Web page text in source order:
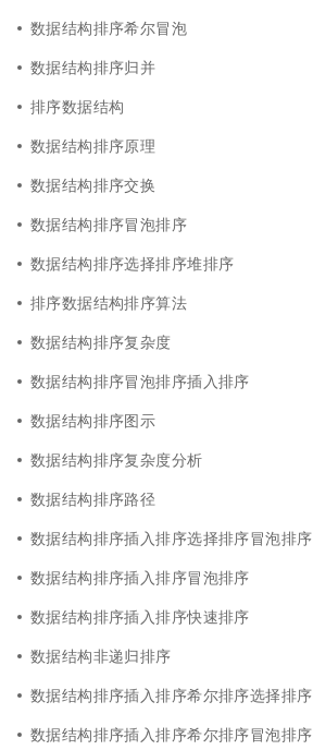
数据结构排序希尔冒泡
数据结构排序归并
排序数据结构
数据结构排序原理
数据结构排序交换
数据结构排序冒泡排序
数据结构排序选择排序堆排序
排序数据结构排序算法
数据结构排序复杂度
数据结构排序冒泡排序插入排序
数据结构排序图示
数据结构排序复杂度分析
数据结构排序路径
数据结构排序插入排序选择排序冒泡排序
数据结构排序插入排序冒泡排序
数据结构排序插入排序快速排序
数据结构非递归排序
数据结构排序插入排序希尔排序选择排序
数据结构排序插入排序希尔排序冒泡排序